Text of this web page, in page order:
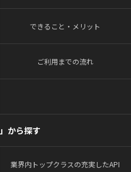
できること・メリット
ご利用までの流れ
から探す
業界内トップクラスの充実したAPI